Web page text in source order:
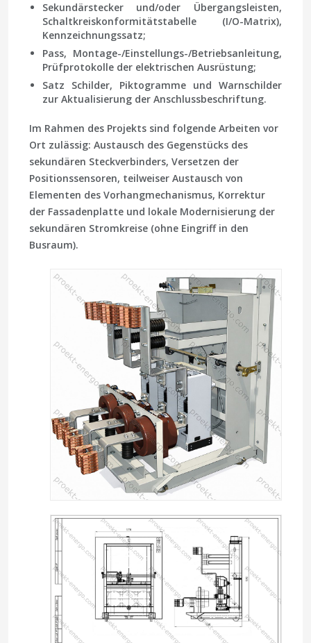
Sekundärstecker und/oder Übergangsleisten,
Schaltkreiskonformitätstabelle (I/O-Matrix),
Kennzeichnungssatz;
Pass, Montage-/Einstellungs-/Betriebsanleitung,
Prüfprotokolle der elektrischen Ausrüstung;
Satz Schilder, Piktogramme und Warnschilder
zur Aktualisierung der Anschlussbeschriftung.
Im Rahmen des Projekts sind folgende Arbeiten vor
Ort zulässig: Austausch des Gegenstücks des
sekundären Steckverbinders, Versetzen der
Positionssensoren, teilweiser Austausch von
Elementen des Vorhangmechanismus, Korrektur
der Fassadenplatte und lokale Modernisierung der
sekundären Stromkreise (ohne Eingriff in den
Busraum).